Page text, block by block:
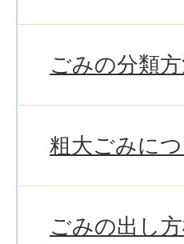
ごみの分類
粗大ごみに
ごみの出し